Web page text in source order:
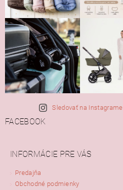
Sledovať na Instagrame
FACEBOOK
INFORMÁCIE PRE VÁS
Predajňa
Obchodné podmienky